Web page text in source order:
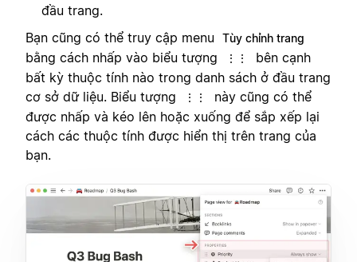
đầu trang.
Bạn cũng có thể truy cập menu
Tùy chỉnh trang
bằng cách nhấp vào biểu tượng ⋮⋮
bên cạnh
bất kỳ thuộc tính nào trong danh sách ở đầu trang
cơ sở dữ liệu. Biểu tượng
⋮⋮
này cũng có thể
được nhấp và kéo lên hoặc xuống để sắp xếp lại
cách các thuộc tính được hiển thị trên trang của
bạn.